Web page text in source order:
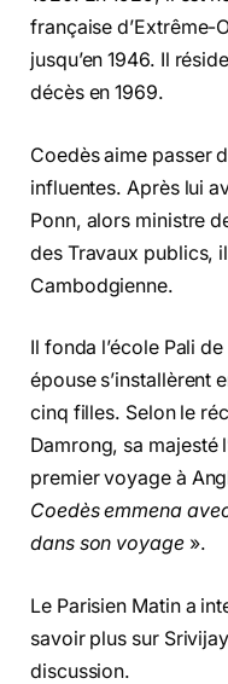
française d’Extrême-
jusqu’en 1946. Il
décès en 1969.
Coedès aime passer
influentes. Après lui
Ponn, alors ministre
des Travaux publics,
Cambodgienne.
Il fonda l’école Pali
épouse s’installèrent
cinq filles. Selon le
Damrong, sa majesté
premier voyage à
Coedès emmena
dans son voyage ».
Le Parisien Matin a
savoir plus sur
discussion.